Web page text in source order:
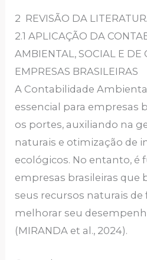
2 REVISÃO DA
2.1 APLICAÇÃO DA
AMBIENTAL, SOCIAL E DE
EMPRESAS BRASILEIRAS
A Contabilidade
essencial para empresas
os portes, auxiliando na
naturais e otimização de
ecológicos. No entanto, é
empresas brasileiras que
seus recursos naturais
melhorar seu
(MIRANDA et al., 2024).